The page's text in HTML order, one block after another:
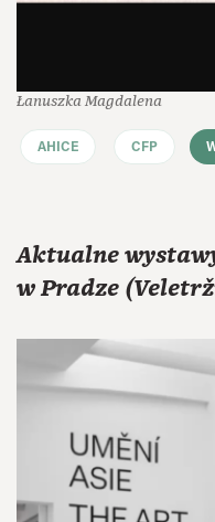
Łanuszka Magdalena
AHICE CFP
Aktualne
w Pradze